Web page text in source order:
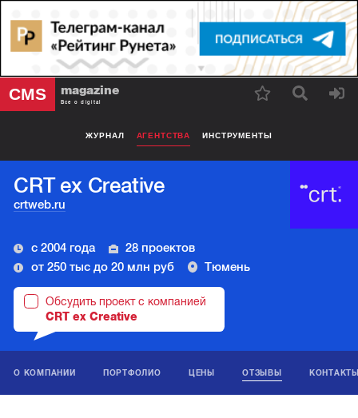
CMS magazine
Все о digital
ЖУРНАЛ АГЕНТСТВА ИНСТРУМЕНТЫ
CRT ex Creative
crtweb.ru
с 2004 года
28 проектов
от 250 тыс до 20 млн руб
Тюмень
Обсудить проект с компанией
CRT ex Creative
О КОМПАНИИ ПОРТФОЛИО ЦЕНЫ ОТЗЫВЫ